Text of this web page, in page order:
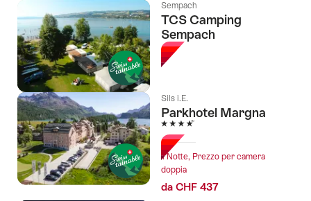
Sempach
TCS Camping
Sempach
Sils i.E.
Parkhotel Margna
4 Stelle
1 Notte, Prezzo per camera
doppia
da CHF 437